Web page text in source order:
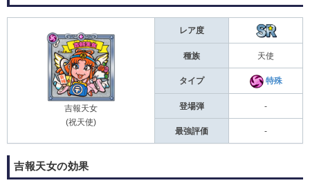
吉報天女
(祝天使)
レア度
種族 天使
タイプ 特殊
登場弾 -
最強評価 -
吉報天女の効果